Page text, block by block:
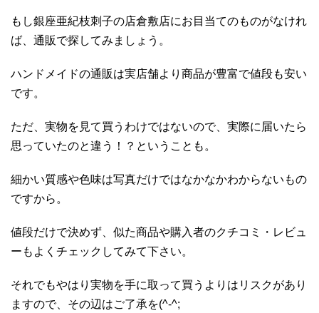
もし銀座亜紀枝刺子の店倉敷店にお目当てのものがなけれ
ば、通販で探してみましょう。
ハンドメイドの通販は実店舗より商品が豊富で値段も安い
です。
ただ、実物を見て買うわけではないので、実際に届いたら
思っていたのと違う！？ということも。
細かい質感や色味は写真だけではなかなかわからないもの
ですから。
値段だけで決めず、似た商品や購入者のクチコミ・レビュ
ーもよくチェックしてみて下さい。
それでもやはり実物を手に取って買うよりはリスクがあり
ますので、その辺はご了承を(^-^;